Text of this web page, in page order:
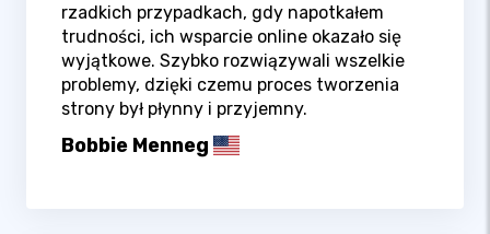
rzadkich przypadkach, gdy napotkałem
trudności, ich wsparcie online okazało się
wyjątkowe. Szybko rozwiązywali wszelkie
problemy, dzięki czemu proces tworzenia
strony był płynny i przyjemny.
Bobbie Menneg